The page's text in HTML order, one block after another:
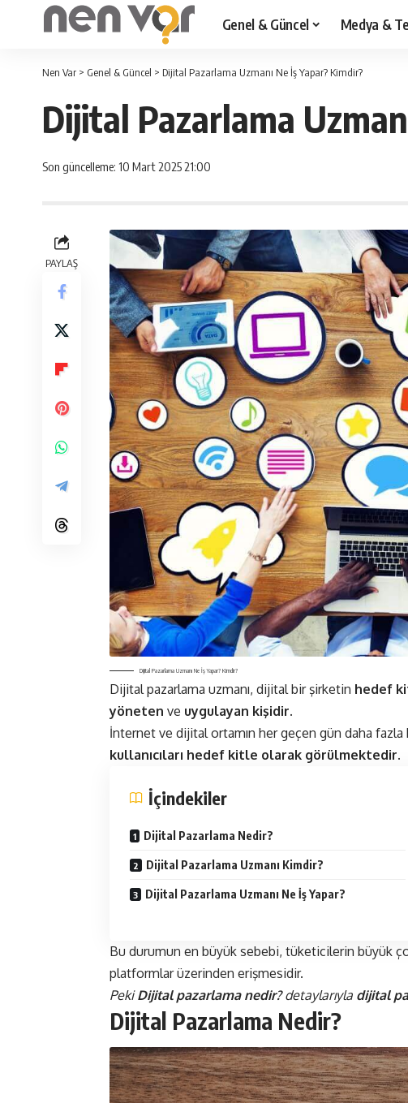
Genel & Güncel Medya &
Nen Var > Genel & Güncel > Dijital Pazarlama Uzmanı Ne İş Yapar? Kimdir?
Dijital Pazarlama
Son güncelleme: 10 Mart 2025 21:00
PAYLAŞ
Dijital Pazarlama Uzmanı Ne İş Yapar? Kimdir?
Dijital pazarlama uzmanı, dijital bir şirketin hedef
yöneten ve uygulayan kişidir.
İnternet ve dijital ortamın her geçen gün daha
kullanıcıları hedef kitle olarak görülmektedir.
İçindekiler
Dijital Pazarlama Nedir?
Dijital Pazarlama Uzmanı Kimdir?
Dijital Pazarlama Uzmanı Ne İş Yapar?
Bu durumun en büyük sebebi, tüketicilerin büyük
platformlar üzerinden erişmesidir.
PekiDijital pazarlama nedir?detaylarıyla dijital
Dijital Pazarlama Nedir?